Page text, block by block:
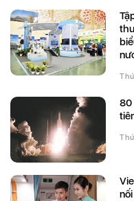
Tập đoàn VNPT được trao giải
80 năm, VNPT tiếp nối truyền thống
Vietnam Airlines ‘mở bầu trời số’: Kết